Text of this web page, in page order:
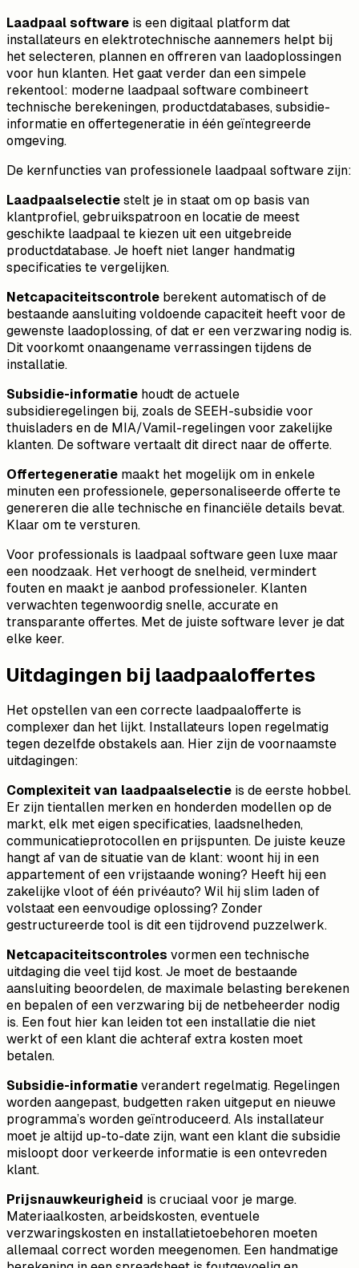
Laadpaal software is een digitaal platform dat
installateurs en elektrotechnische aannemers helpt bij
het selecteren, plannen en offreren van laadoplossingen
voor hun klanten. Het gaat verder dan een simpele
rekentool: moderne laadpaal software combineert
technische berekeningen, productdatabases, subsidie-
informatie en offertegeneratie in één geïntegreerde
omgeving.
De kernfuncties van professionele laadpaal software zijn:
Laadpaalselectie stelt je in staat om op basis van
klantprofiel, gebruikspatroon en locatie de meest
geschikte laadpaal te kiezen uit een uitgebreide
productdatabase. Je hoeft niet langer handmatig
specificaties te vergelijken.
Netcapaciteitscontrole berekent automatisch of de
bestaande aansluiting voldoende capaciteit heeft voor de
gewenste laadoplossing, of dat er een verzwaring nodig is.
Dit voorkomt onaangename verrassingen tijdens de
installatie.
Subsidie-informatie houdt de actuele
subsidieregelingen bij, zoals de SEEH-subsidie voor
thuisladers en de MIA/Vamil-regelingen voor zakelijke
klanten. De software vertaalt dit direct naar de offerte.
Offertegeneratie maakt het mogelijk om in enkele
minuten een professionele, gepersonaliseerde offerte te
genereren die alle technische en financiële details bevat.
Klaar om te versturen.
Voor professionals is laadpaal software geen luxe maar
een noodzaak. Het verhoogt de snelheid, vermindert
fouten en maakt je aanbod professioneler. Klanten
verwachten tegenwoordig snelle, accurate en
transparante offertes. Met de juiste software lever je dat
elke keer.
Uitdagingen bij laadpaaloffertes
Het opstellen van een correcte laadpaalofferte is
complexer dan het lijkt. Installateurs lopen regelmatig
tegen dezelfde obstakels aan. Hier zijn de voornaamste
uitdagingen:
Complexiteit van laadpaalselectie is de eerste hobbel.
Er zijn tientallen merken en honderden modellen op de
markt, elk met eigen specificaties, laadsnelheden,
communicatieprotocollen en prijspunten. De juiste keuze
hangt af van de situatie van de klant: woont hij in een
appartement of een vrijstaande woning? Heeft hij een
zakelijke vloot of één privéauto? Wil hij slim laden of
volstaat een eenvoudige oplossing? Zonder
gestructureerde tool is dit een tijdrovend puzzelwerk.
Netcapaciteitscontroles vormen een technische
uitdaging die veel tijd kost. Je moet de bestaande
aansluiting beoordelen, de maximale belasting berekenen
en bepalen of een verzwaring bij de netbeheerder nodig
is. Een fout hier kan leiden tot een installatie die niet
werkt of een klant die achteraf extra kosten moet
betalen.
Subsidie-informatie verandert regelmatig. Regelingen
worden aangepast, budgetten raken uitgeput en nieuwe
programma’s worden geïntroduceerd. Als installateur
moet je altijd up-to-date zijn, want een klant die subsidie
misloopt door verkeerde informatie is een ontevreden
klant.
Prijsnauwkeurigheid is cruciaal voor je marge.
Materiaalkosten, arbeidskosten, eventuele
verzwaringskosten en installatietoebehoren moeten
allemaal correct worden meegenomen. Een handmatige